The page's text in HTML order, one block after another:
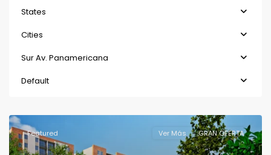
States
Cities
Sur Av. Panamericana
Default
Featured Ver Más GRAN OFERTA